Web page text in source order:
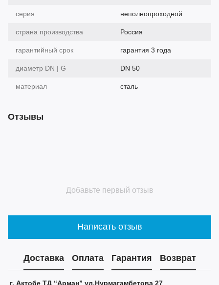
серия неполнопроходной
страна производства Россия
гарантийный срок гарантия 3 года
диаметр DN | G DN 50
материал сталь
Отзывы
Добавьте первый отзыв
Написать отзыв
Доставка Оплата Гарантия Возврат
г. Актобе ТД “Арман” ул.Нурмагамбетова 27